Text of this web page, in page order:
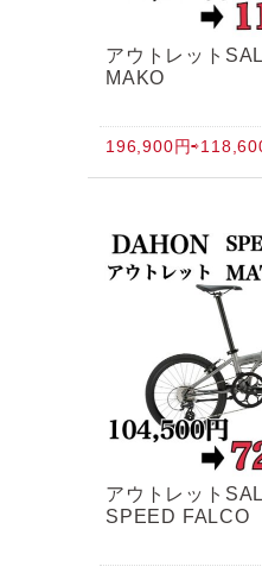
アウトレット
MAKO
196,900円
アウトレット
SPEED FALCO